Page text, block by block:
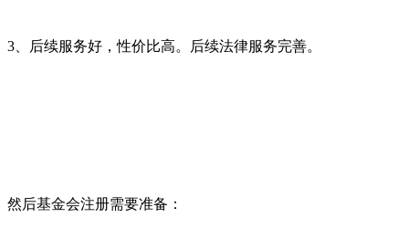
3、后续服务好，性价比高。后续法律服务完善。
然后基金会注册需要准备：